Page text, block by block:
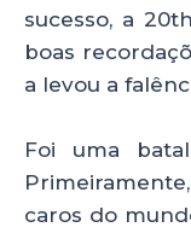
sucesso, a
boas
a levou a
Foi uma
caros do